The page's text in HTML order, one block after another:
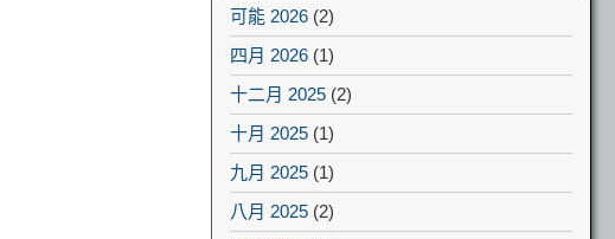
可能 2026 (2)
四月 2026 (1)
十二月 2025 (2)
十月 2025 (1)
九月 2025 (1)
八月 2025 (2)